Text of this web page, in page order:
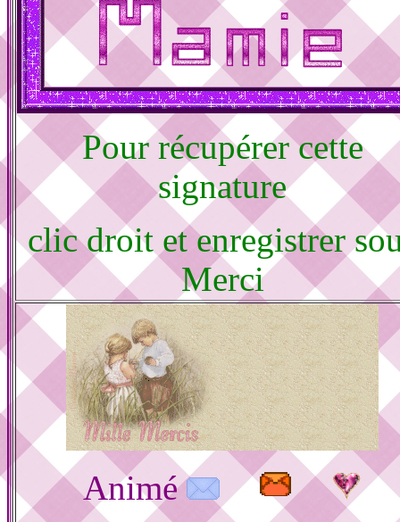
Pour récupérer cette
signature
clic droit et enregistrer
Merci
Animé